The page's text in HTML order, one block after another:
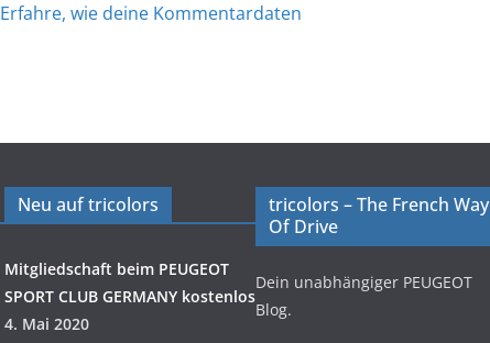
Erfahre, wie deine Kommentardaten
Neu auf tricolors
Mitgliedschaft beim PEUGEOT
SPORT CLUB GERMANY kostenlos
4. Mai 2020
tricolors – The French Way
Of Drive
Dein unabhängiger PEUGEOT
Blog.